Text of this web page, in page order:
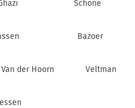
Schone
Bazoer
Van der Hoorn Veltman